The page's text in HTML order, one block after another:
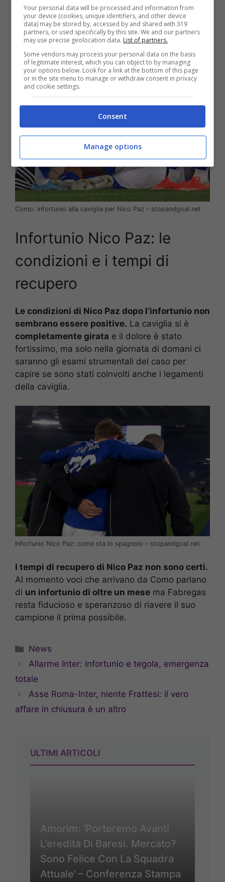
Nico Pazche, però, non è riuscito a riprendere il
gioco e dopo 2 minuti di cure mediche è stato
sostituito uscendo solo accompagnato dai
medici del club comasco.
Como: infortunio alla caviglia per Nico Paz – stopandgoal.net
Infortunio Nico Paz: le
condizioni e i tempi di
recupero
Le condizioni di Nico Paz dopo l’infortunio non
sembrano essere positive. La caviglia si è
completamente girata e il dolore è stato
fortissimo, ma solo nella giornata di domani ci
saranno gli esami strumentali del caso per
capire se sono stati coinvolti anche i legamenti
della caviglia.
Infortunio Nico Paz: come sta lo spagnolo – stopandgoal.net
I tempi di recupero di Nico Paz non sono certi.
Al momento voci che arrivano da Como parlano
di un infortunio di oltre un mese ma Fabregas
resta fiducioso e speranzoso di riavere il suo
campione il prima possibile.
Categorie
News
Allarme Inter: infortunio e tegola, emergenza
totale
Asse Roma-Inter, niente Frattesi: il vero
affare in chiusura è un altro
ULTIMI ARTICOLI
Amorim: ‘Porteremo Avanti
L’eredità Di Baresi. Mercato?
Sono Felice Con La Squadra
Attuale’ – Conferenza Stampa
Your personal data will be processed and information from
your device (cookies, unique identifiers, and other device
data) may be stored by, accessed by and shared with 319
partners, or used specifically by this site. We and our partners
may use precise geolocation data. List of partners.
Some vendors may process your personal data on the basis
of legitimate interest, which you can object to by managing
your options below. Look for a link at the bottom of this page
or in the site menu to manage or withdraw consent in privacy
and cookie settings.
Consent
Manage options